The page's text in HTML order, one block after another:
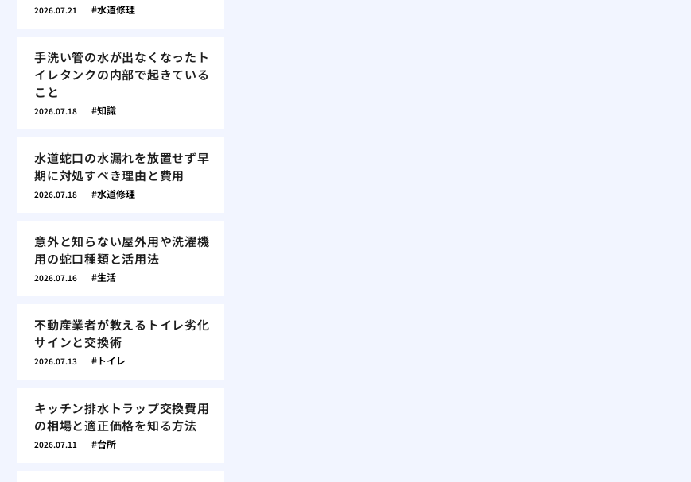
2026.07.21 水道修理
手洗い管の水が出なくなったト
イレタンクの内部で起きている
こと
2026.07.18 知識
水道蛇口の水漏れを放置せず早
期に対処すべき理由と費用
2026.07.18 水道修理
意外と知らない屋外用や洗濯機
用の蛇口種類と活用法
2026.07.16 生活
不動産業者が教えるトイレ劣化
サインと交換術
2026.07.13 トイレ
キッチン排水トラップ交換費用
の相場と適正価格を知る方法
2026.07.11 台所